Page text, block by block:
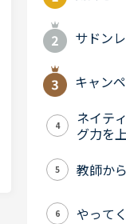
サドン
キャン
4
ネイテ
グ力を
5 教師か
6 やって